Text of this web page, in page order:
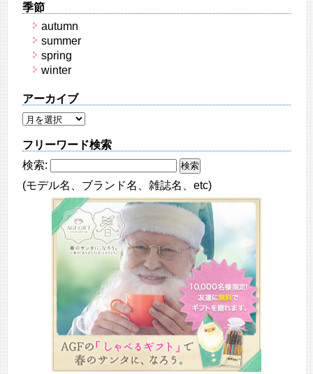
季節
autumn
summer
spring
winter
アーカイブ
フリーワード検索
検索:
(モデル名、ブランド名、雑誌名、etc)